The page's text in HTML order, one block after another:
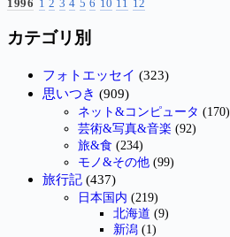
1996 1 2 3 4 5 6 10 11 12
カテゴリ別
フォトエッセイ (323)
思いつき (909)
ネット&コンピュータ (170)
芸術&写真&音楽 (92)
旅&食 (234)
モノ&その他 (99)
旅行記 (437)
日本国内 (219)
北海道 (9)
新潟 (1)